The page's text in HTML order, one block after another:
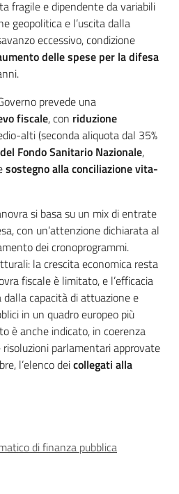
fragile e dipendente da variabili
geopolitica e l’uscita dalla
eccessivo, condizione
dellespese per la difesa
prevede una
fiscale, con riduzione
alti (seconda aliquota dal 35%
Fondo Sanitario Nazionale,
sostegno alla conciliazione vita-
si basa su un mix di entrate
con un’attenzione dichiarata al
dei cronoprogrammi.
la crescita economica resta
fiscale è limitato, e l’efficacia
capacità di attuazione e
in un quadro europeo più
è anche indicato, in coerenza
parlamentari approvate
l’elenco deicollegati alla
di finanza pubblica